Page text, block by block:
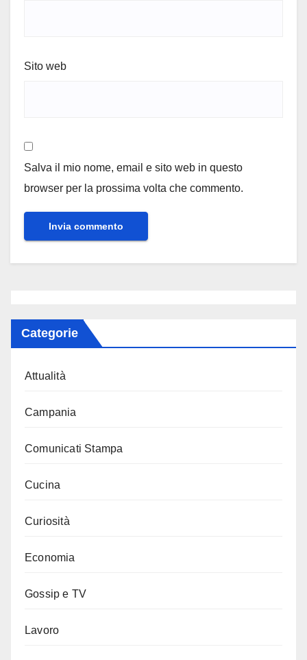
Sito web
Salva il mio nome, email e sito web in questo
browser per la prossima volta che commento.
Categorie
Attualità
Campania
Comunicati Stampa
Cucina
Curiosità
Economia
Gossip e TV
Lavoro